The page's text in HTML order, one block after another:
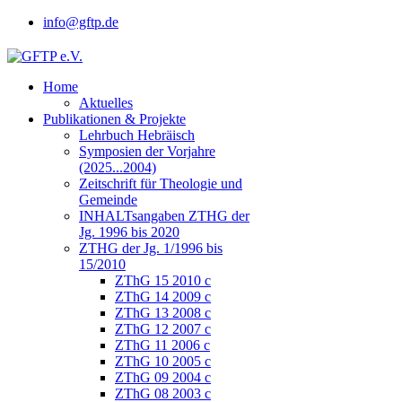
info@gftp.de
Home
Aktuelles
Publikationen & Projekte
Lehrbuch Hebräisch
Symposien der Vorjahre
(2025...2004)
Zeitschrift für Theologie und
Gemeinde
INHALTsangaben ZTHG der
Jg. 1996 bis 2020
ZTHG der Jg. 1/1996 bis
15/2010
ZThG 15 2010 c
ZThG 14 2009 c
ZThG 13 2008 c
ZThG 12 2007 c
ZThG 11 2006 c
ZThG 10 2005 c
ZThG 09 2004 c
ZThG 08 2003 c